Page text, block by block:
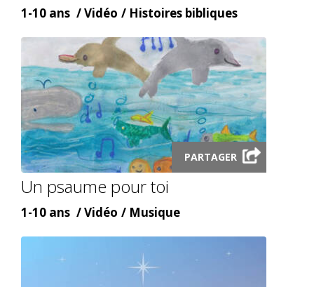
Âge
1-10 ans
Content
Vidéo
Content
Histoires bibliques
Launch
video
modal
PARTAGER
Un psaume pour toi
Âge
1-10 ans
Content
Vidéo
Content
Musique